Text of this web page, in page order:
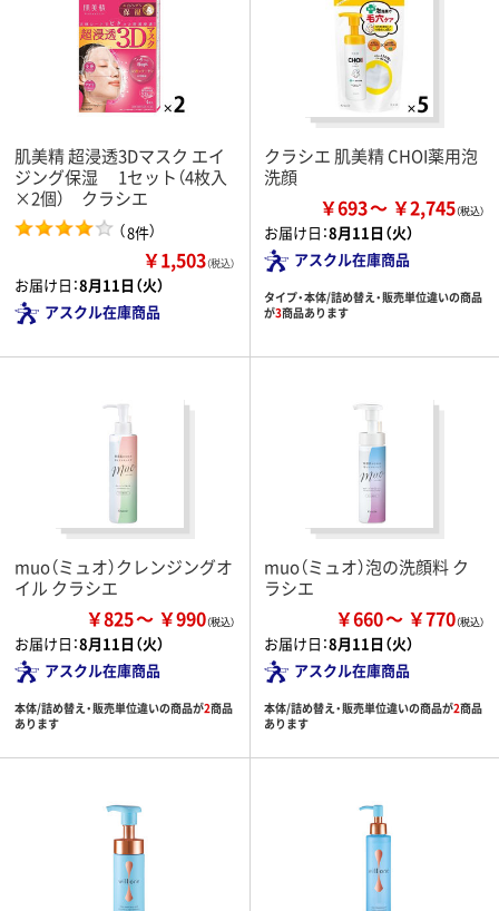
肌美精 超浸透3Dマスク エイ
ジング保湿 1セット（4枚入
×2個） クラシエ
（8件）
￥1,503（税込）
お届け日：8月11日（火）
アスクル在庫商品
クラシエ 肌美精 CHOI薬用泡
洗顔
￥693 ￥2,745
お届け日：8月11日（火）
アスクル在庫商品
タイプ・本体/詰め替え・販売単位違いの商品
が3商品あります
muo（ミュオ）クレンジングオ
イル クラシエ
￥825 ￥990
お届け日：8月11日（火）
アスクル在庫商品
本体/詰め替え・販売単位違いの商品が2商品
あります
muo（ミュオ）泡の洗顔料 ク
ラシエ
￥660 ￥770
お届け日：8月11日（火）
アスクル在庫商品
本体/詰め替え・販売単位違いの商品が2商品
あります